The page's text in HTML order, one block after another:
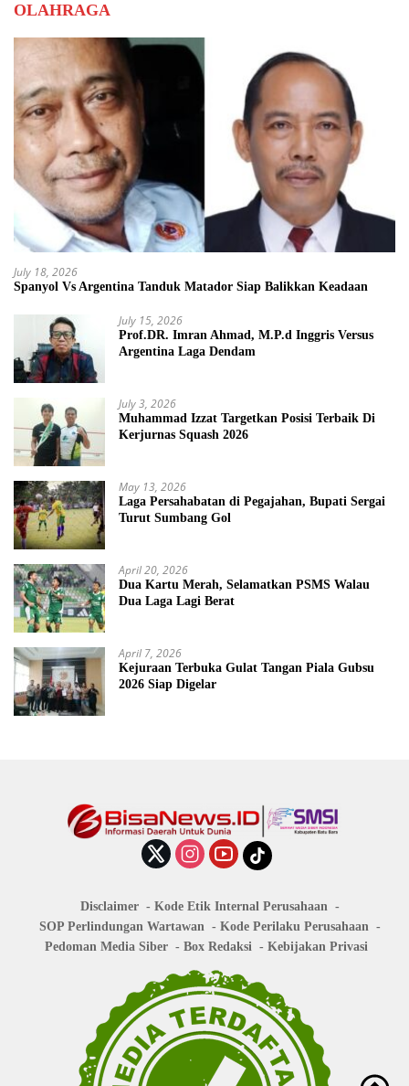
OLAHRAGA
July 18, 2026
Spanyol Vs Argentina Tanduk Matador Siap Balikkan Keadaan
July 15, 2026
Prof.DR. Imran Ahmad, M.P.d Inggris Versus
Argentina Laga Dendam
July 3, 2026
Muhammad Izzat Targetkan Posisi Terbaik Di
Kerjurnas Squash 2026
May 13, 2026
Laga Persahabatan di Pegajahan, Bupati Sergai
Turut Sumbang Gol
April 20, 2026
Dua Kartu Merah, Selamatkan PSMS Walau
Dua Laga Lagi Berat
April 7, 2026
Kejuraan Terbuka Gulat Tangan Piala Gubsu
2026 Siap Digelar
Disclaimer
Kode Etik Internal Perusahaan
SOP Perlindungan Wartawan
Kode Perilaku Perusahaan
Pedoman Media Siber
Box Redaksi Kebijakan Privasi